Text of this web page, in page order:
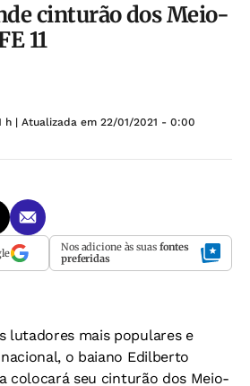
cinturão dos Meio-
11
h | Atualizada em 22/01/2021 - 0:00
Nos adicione às suas fontes
preferidas
lutadores mais populares e
o baiano Edilberto
colocará seu cinturão dos Meio-